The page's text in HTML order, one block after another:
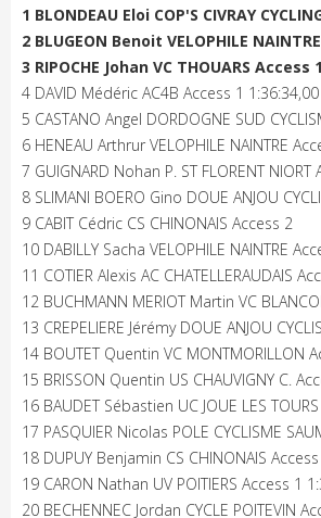
1 BLONDEAU Eloi COP'S CIVRAY
2 BLUGEON Benoit VELOPHILE
3 RIPOCHE Johan VC THOUARS Access
4 DAVID Médéric AC4B Access 1 1:36:34,00
5 CASTANO Angel DORDOGNE SUD
6 HENEAU Arthrur VELOPHILE NAINTRE
7 GUIGNARD Nohan P. ST FLORENT NIORT
8 SLIMANI BOERO Gino DOUE ANJOU
9 CABIT Cédric CS CHINONAIS Access 2
10 DABILLY Sacha VELOPHILE NAINTRE
11 COTIER Alexis AC CHATELLERAUDAIS
12 BUCHMANN MERIOT Martin VC
13 CREPELIERE Jérémy DOUE ANJOU
14 BOUTET Quentin VC MONTMORILLON
15 BRISSON Quentin US CHAUVIGNY C.
16 BAUDET Sébastien UC JOUE LES
17 PASQUIER Nicolas POLE CYCLISME
18 DUPUY Benjamin CS CHINONAIS Access
19 CARON Nathan UV POITIERS Access 1
20 BECHENNEC Jordan CYCLE POITEVIN